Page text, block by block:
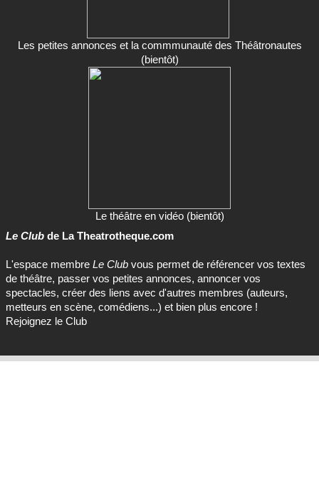
Les petites annonces et la commmunauté des Théâtronautes
(bientôt)
Le théâtre en vidéo (bientôt)
Le Club de La Theatrotheque.com
L'espace membre Le Club vous permet de référencer vos textes
de théâtre, passer vos petites annonces, annoncer vos
spectacles, créer des liens avec d'autres membres (auteurs,
metteurs en scène, comédiens...) et bien plus encore !
Rejoignez le Club